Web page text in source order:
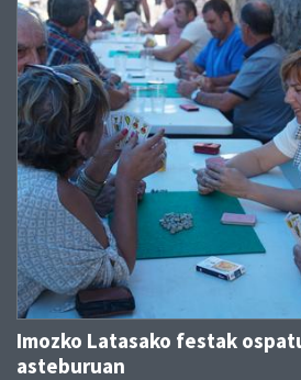
Imozko Latasako festak
asteburuan